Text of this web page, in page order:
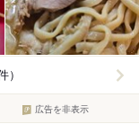
）
広告を非表示